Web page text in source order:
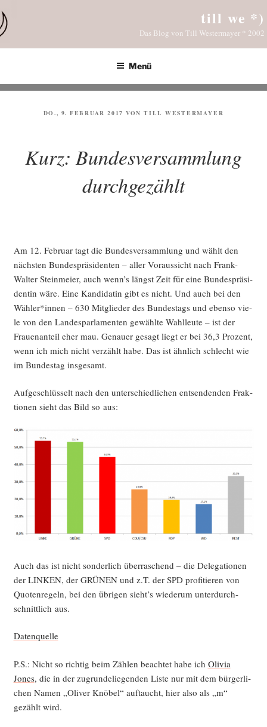
Inhalt
springen
till we *)
Das Blog von Till Westermayer * 2002
Menü
VERÖFFENTLICHT
DO., 9. FEBRUAR 2017 VON TILL WESTERMAYER
Kurz: Bundesversammlung
durchgezählt
Am 12. Febru­ar tagt die Bun­des­ver­samm­lung und wählt den
nächs­ten Bun­des­prä­si­den­ten – aller Vor­aus­sicht nach Frank-
Wal­ter Stein­mei­er, auch wenn’s längst Zeit für eine Bun­des­prä­si­
den­tin wäre. Eine Kan­di­da­tin gibt es nicht. Und auch bei den
Wähler*innen – 630 Mit­glie­der des Bun­des­tags und eben­so vie­
le von den Lan­des­par­la­men­ten gewähl­te Wahl­leu­te – ist der
Frau­en­an­teil eher mau. Genau­er gesagt liegt er bei 36,3 Pro­zent,
wenn ich mich nicht ver­zählt habe. Das ist ähn­lich schlecht wie
im Bun­des­tag insgesamt.
Auf­ge­schlüs­selt nach den unter­schied­li­chen ent­sen­den­den Frak­
tio­nen sieht das Bild so aus:
Auch das ist nicht son­der­lich über­ra­schend – die Dele­ga­tio­nen
der LINKEN, der GRÜNEN und z.T. der SPD pro­fi­tie­ren von
Quo­ten­re­geln, bei den übri­gen sieht’s wie­der­um unter­durch­
schnitt­lich aus.
Daten­quel­le
P.S.: Nicht so rich­tig beim Zäh­len beach­tet habe ich Oli­via
Jones, die in der zugrun­de­lie­gen­den Lis­te nur mit dem bür­ger­li­
chen Namen „Oli­ver Knö­bel“ auf­taucht, hier also als „m“
gezählt wird.